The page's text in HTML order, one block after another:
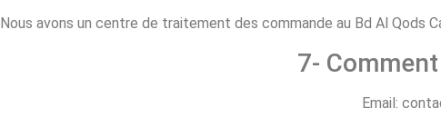
Nous avons un centre de traitement des commande au Bd Al Qods
7-
Email: